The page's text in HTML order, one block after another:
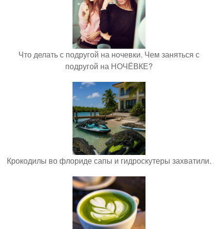
Что делать с подругой на ночевки. Чем заняться с
подругой на НОЧЁВКЕ?
Крокодилы во флориде сапы и гидроскутеры захватили.